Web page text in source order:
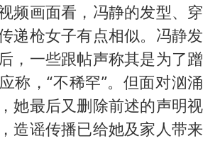
频画面看，冯静的发型、穿
递枪女子有点相似。冯静发
，一些跟帖声称其是为了蹭
称，“不稀罕”。但面对汹涌
她最后又删除前述的声明视
造谣传播已给她及家人带来